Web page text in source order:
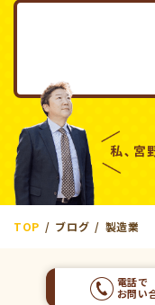
TOP ブログ 製造業
電話で
お問い